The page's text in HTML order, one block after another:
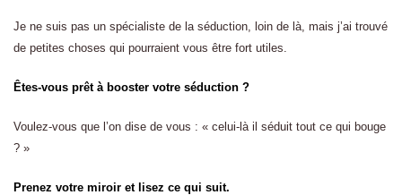
Je ne suis pas un spécialiste de la séduction, loin de là, mais j’ai trouvé
de petites choses qui pourraient vous être fort utiles.
Êtes-vous prêt à booster votre séduction ?
Voulez-vous que l’on dise de vous : « celui-là il séduit tout ce qui bouge
? »
Prenez votre miroir et lisez ce qui suit.